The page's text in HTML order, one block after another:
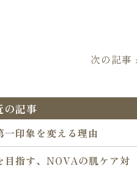
次の記事
の記事
印象を変える理由
目指す、NOVAの肌ケア対